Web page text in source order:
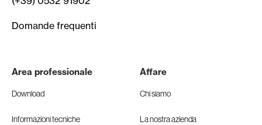
Domande frequenti
Area professionale
Download
Informazioni tecniche
Affare
Chi siamo
La nostra azienda